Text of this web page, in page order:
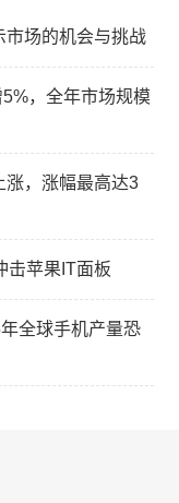
市场的机会与挑战
，全年市场规模
涨，涨幅最高达3
击苹果IT面板
全球手机产量恐